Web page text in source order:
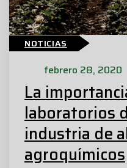
NOTICIAS
febrero 28, 2020
La
laboratorios
industria de
agroquímicos